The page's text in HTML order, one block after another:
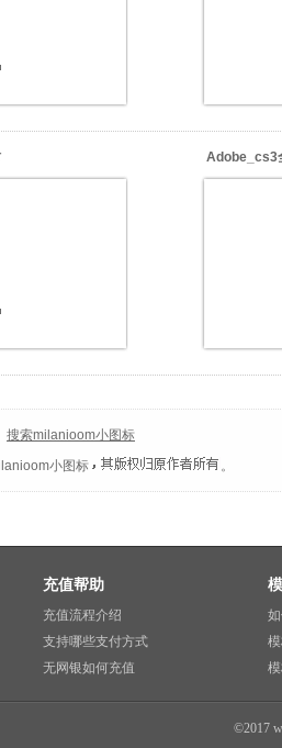
Adobe_cs3
搜索milanioom小图标
小图标 。
充值帮助
充值流程介绍
支持哪些支付方式
无网银如何充值
©2017